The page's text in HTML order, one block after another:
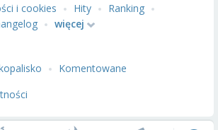
i cookies
Hity
Ranking
więcej
Komentowane